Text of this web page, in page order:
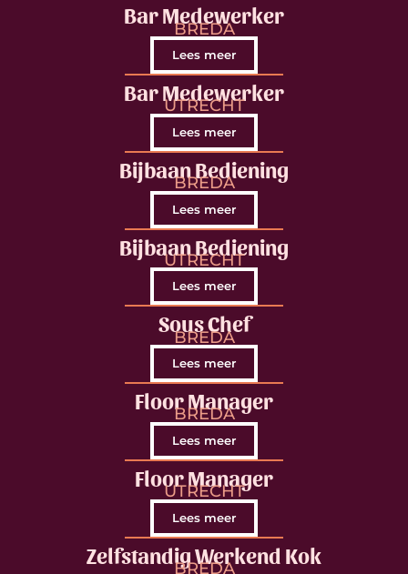
Bar Medewerker
BREDA
Lees meer
Bar Medewerker
UTRECHT
Lees meer
Bijbaan Bediening
BREDA
Lees meer
Bijbaan Bediening
UTRECHT
Lees meer
Sous Chef
BREDA
Lees meer
Floor Manager
BREDA
Lees meer
Floor Manager
UTRECHT
Lees meer
Zelfstandig Werkend Kok
BREDA